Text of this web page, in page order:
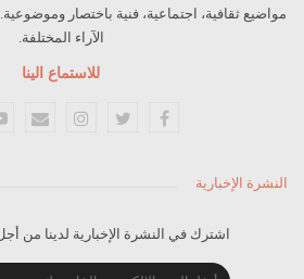
مواضيع ثقافية، اجتماعية، فنية باختصار
الآراء المختلفة.
للاستماع الينا
النشرة الإخبارية
اشترك في النشرة الإخبارية لدينا من